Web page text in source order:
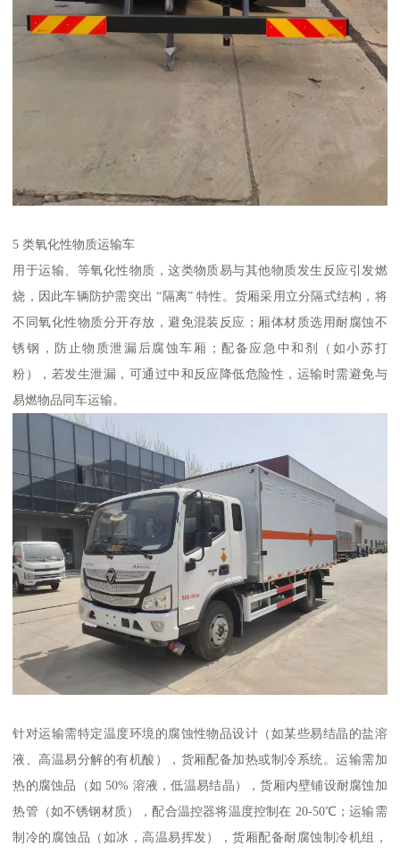
5 类氧化性物质运输车​
用于运输、等氧化性物质，这类物质易与其他物质发生反应引发燃
烧，因此车辆防护需突出 “隔离” 特性。货厢采用立分隔式结构，将
不同氧化性物质分开存放，避免混装反应；厢体材质选用耐腐蚀不
锈钢，防止物质泄漏后腐蚀车厢；配备应急中和剂（如小苏打
粉），若发生泄漏，可通过中和反应降低危险性，运输时需避免与
易燃物品同车运输。​
针对运输需特定温度环境的腐蚀性物品设计（如某些易结晶的盐溶
液、高温易分解的有机酸），货厢配备加热或制冷系统。运输需加
热的腐蚀品（如 50% 溶液，低温易结晶），货厢内壁铺设耐腐蚀加
热管（如不锈钢材质），配合温控器将温度控制在 20-50℃；运输需
制冷的腐蚀品（如冰，高温易挥发），货厢配备耐腐蚀制冷机组，